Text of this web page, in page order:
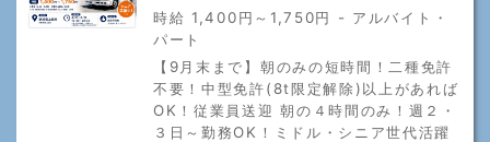
時給 1,400円～1,750円 - アルバイト・
パート
【9月末まで】朝のみの短時間！二種免許
不要！中型免許(8t限定解除)以上があれば
OK！従業員送迎 朝の４時間のみ！週２・
３日～勤務OK！ミドル・シニア世代活躍